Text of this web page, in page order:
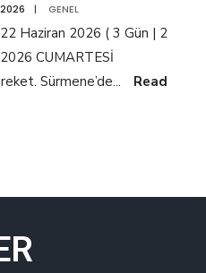
| GENEL
Haziran 2026 ( 3 Gün | 2
CUMARTESİ
Sürmene’de...
Read